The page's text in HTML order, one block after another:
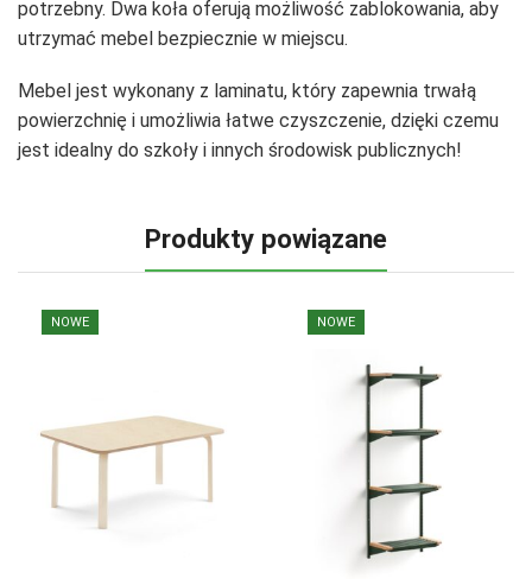
potrzebny. Dwa koła oferują możliwość zablokowania, aby
utrzymać mebel bezpiecznie w miejscu.
Mebel jest wykonany z laminatu, który zapewnia trwałą
powierzchnię i umożliwia łatwe czyszczenie, dzięki czemu
jest idealny do szkoły i innych środowisk publicznych!
Produkty powiązane
NOWE NOWE